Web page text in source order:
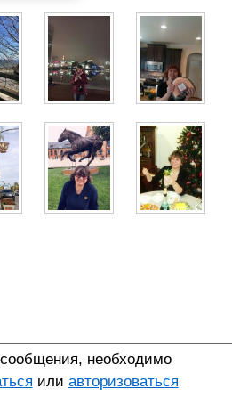
необходимо
или авторизоваться